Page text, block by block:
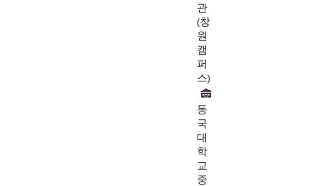
관
(창
원
캠
퍼
스)
동
국
대
학
교
중